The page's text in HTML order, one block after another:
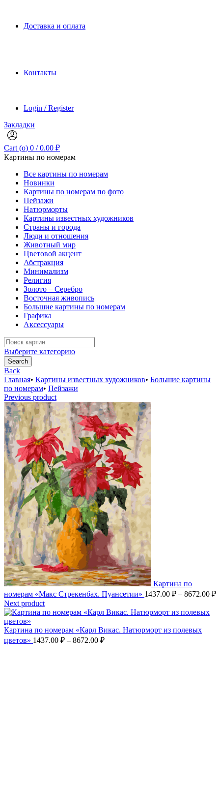
Доставка и оплата
Контакты
Login / Register
Закладки
Cart (o) 0 / 0.00 ₽
Картины по номерам
Все картины по номерам
Новинки
Картины по номерам по фото
Пейзажи
Натюрморты
Картины известных художников
Страны и города
Люди и отношения
Животный мир
Цветовой акцент
Абстракция
Минимализм
Религия
Золото – Серебро
Восточная живопись
Большие картины по номерам
Графика
Аксессуары
Search
for:
Выберите категорию
Search
Back
Главная• Картины известных художников• Большие картины
по номерам• Пейзажи
Previous product
Картина по
номерам «Макс Стрекенбах. Пуансетии» 1437.00 ₽ – 8672.00 ₽
Next product
Картина по номерам «Карл Викас. Натюрморт из полевых
цветов» 1437.00 ₽ – 8672.00 ₽Диапазон